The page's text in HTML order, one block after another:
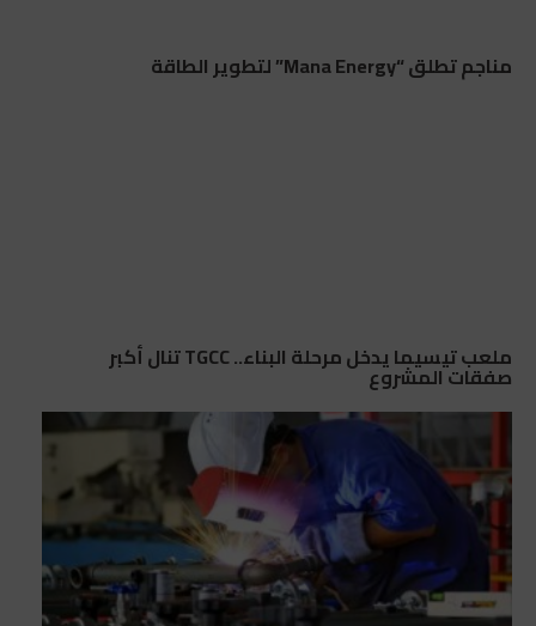
مناجم تطلق “Mana Energy” لتطوير الطاقة
ملعب تيسيما يدخل مرحلة البناء.. TGCC تنال أكبر
صفقات المشروع